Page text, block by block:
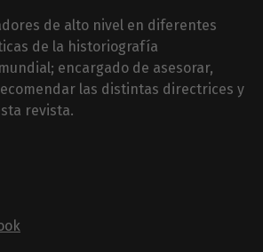
de alto nivel en diferentes
de la historiografía
encargado de asesorar,
las distintas directrices y
revista.